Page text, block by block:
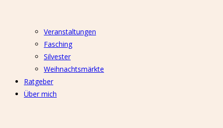
Veranstaltungen
Fasching
Silvester
Weihnachtsmärkte
Ratgeber
Über mich